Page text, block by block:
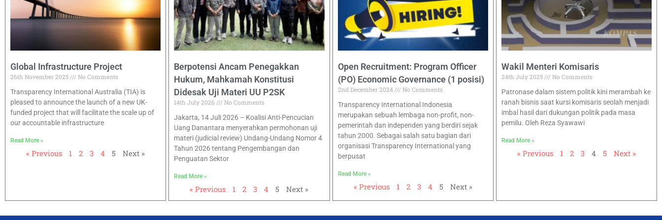
Global Infrastructure Project
26th November 2025
No Comments
Transparency International Australia (TIA) is
pleased to announce the launch of a new UK-
funded project that will facilitate the scale up of
our accountable infrastructure
Read More »
« Previous 1 2 3 4 5 Next »
Berpotensi Ancam Penegakkan
Hukum, Mahkamah Konstitusi
Didesak Uji Materi UU P2SK
14th July 2026
No Comments
Jakarta, 14 Juli 2026 – Koalisi Anti-Pencucian
Uang Danantara menyerahkan permohonan uji
materi (judicial review) Undang-Undang Nomor 4
Tahun 2026 tentang Pengembangan dan
Penguatan Sektor
Read More »
« Previous 1 2 3 4 5 Next »
Open Recruitment: Program Officer
(PO) Economic Governance (1 posisi)
2nd December 2024
No Comments
Transparency International Indonesia
merupakan sebuah lembaga non-profit, non-
pemerintah dan independen yang berdiri sejak
tahun 2000. Sebagai salah satu bagian dari
organisasi Transparency International yang
berpusat
Read More »
« Previous 1 2 3 4 5 Next »
Wakil Menteri Komisaris
24th July 2025
No Comments
Patronase dalam sistem politik kini merambah ke
ranah bisnis saat kursi komisaris seolah menjadi
imbal hasil dari dukungan politik pada masa
pemilu. Oleh Reza Syawawi
Read More »
« Previous 1 2 3 4 5 Next »